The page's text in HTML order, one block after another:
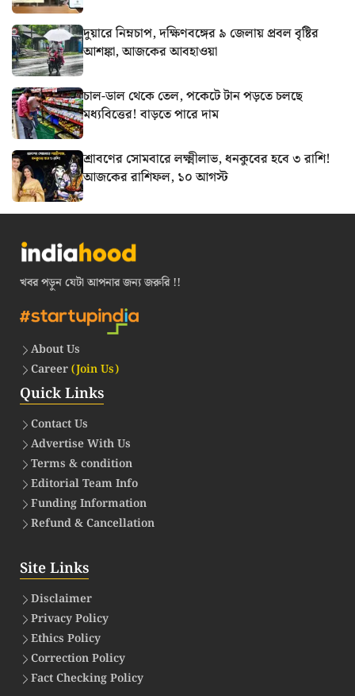
দুয়ারে নিম্নচাপ, দক্ষিণবঙ্গের ৯ জেলায় প্রবল বৃষ্টির
আশঙ্কা, আজকের আবহাওয়া
চাল-ডাল থেকে তেল, পকেটে টান পড়তে চলছে
মধ্যবিত্তের! বাড়তে পারে দাম
শ্রাবণের সোমবারে লক্ষ্মীলাভ, ধনকুবের হবে ৩ রাশি!
আজকের রাশিফল, ১০ আগস্ট
খবর পড়ুন যেটা আপনার জন্য জরুরি !!
About Us
Career(Join Us)
Quick Links
Contact Us
Advertise With Us
Terms & condition
Editorial Team Info
Funding Information
Refund & Cancellation
Site Links
Disclaimer
Privacy Policy
Ethics Policy
Correction Policy
Fact Checking Policy